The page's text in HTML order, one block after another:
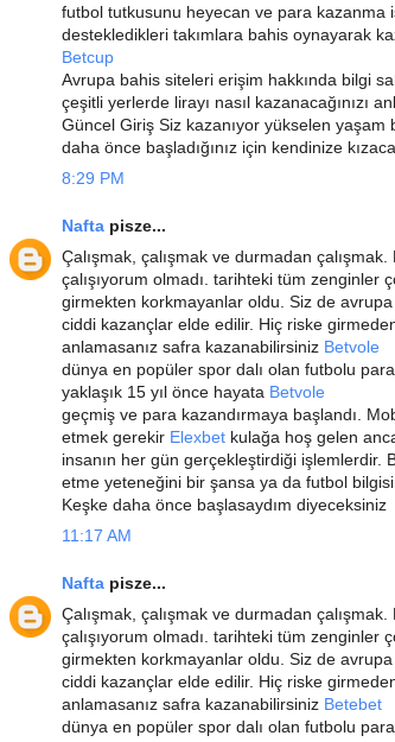
futbol tutkusunu heyecan ve para kazanma
destekledikleri takımlara bahis oynayarak
Betcup
Avrupa bahis siteleri erişim hakkında bilgi
çeşitli yerlerde lirayı nasıl kazanacağınızı
Güncel Giriş Siz kazanıyor yükselen yaşam
daha önce başladığınız için kendinize
8:29 PM
Nafta pisze...
Çalışmak, çalışmak ve durmadan
çalışıyorum olmadı. tarihteki tüm zenginler
girmekten korkmayanlar oldu. Siz de
ciddi kazançlar elde edilir. Hiç riske
anlamasanız safra kazanabilirsiniz Betvole
dünya en popüler spor dalı olan futbolu
yaklaşık 15 yıl önce hayata Betvole
geçmiş ve para kazandırmaya başlandı.
etmek gerekir Elexbet kulağa hoş gelen
insanın her gün gerçekleştirdiği
etme yeteneğini bir şansa ya da futbol
Keşke daha önce başlasaydım diyeceksiniz
11:17 AM
Nafta pisze...
Çalışmak, çalışmak ve durmadan
çalışıyorum olmadı. tarihteki tüm zenginler
girmekten korkmayanlar oldu. Siz de
ciddi kazançlar elde edilir. Hiç riske
anlamasanız safra kazanabilirsiniz Betebet
dünya en popüler spor dalı olan futbolu